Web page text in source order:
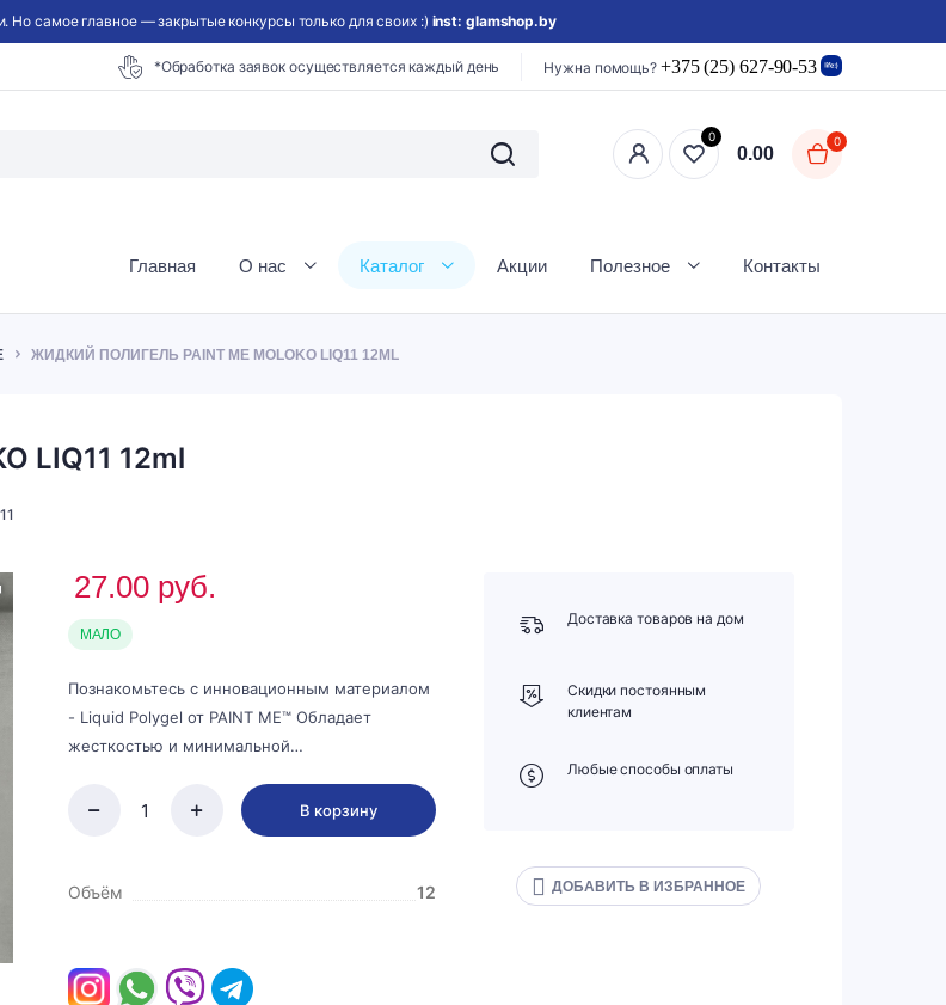
Но самое главное — закрытые конкурсы только для своих :) inst: glamshop.by
*Обработка заявок осуществляется каждый день Нужна помощь? +375 (25) 627-90-53
0
0.00
0
Главная О нас Каталог Акции Полезное Контакты
ЖИДКИЙ ПОЛИГЕЛЬ PAINT ME MOLOKO LIQ11 12ML
LIQ11 12ml
27.00 руб.
МАЛО
Познакомьтесь с инновационным материалом
- Liquid Polygel от PAINT ME™ Обладает
жесткостью и минимальной…
В корзину
Объём 12
Доставка товаров на дом
Скидки постоянным
клиентам
Любые способы оплаты
ДОБАВИТЬ В ИЗБРАННОЕ